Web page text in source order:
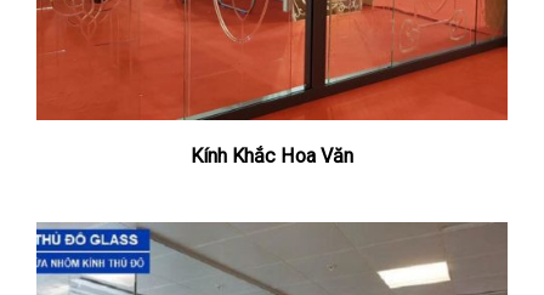
Kính Khắc Hoa Văn